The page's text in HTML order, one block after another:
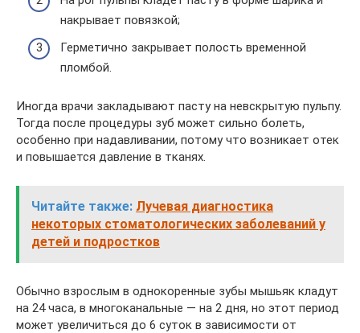
накрывает повязкой;
Герметично закрывает полость временной
пломбой.
Иногда врачи закладывают пасту на невскрытую пульпу.
Тогда после процедуры зуб может сильно болеть,
особенно при надавливании, потому что возникает отек
и повышается давление в тканях.
Читайте также: Лучевая диагностика
некоторых стоматологических заболеваний у
детей и подростков
Обычно взрослым в однокоренные зубы мышьяк кладут
на 24 часа, в многоканальные — на 2 дня, но этот период
может увеличиться до 6 суток в зависимости от